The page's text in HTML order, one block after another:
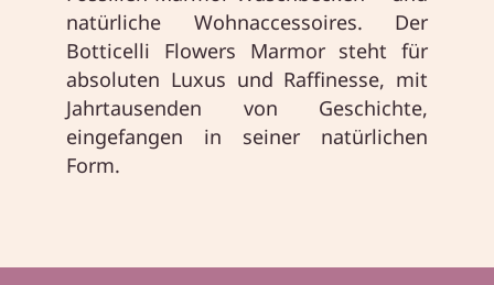
natürliche Wohnaccessoires. Der
Botticelli Flowers Marmor steht für
absoluten Luxus und Raffinesse, mit
Jahrtausenden von Geschichte,
eingefangen in seiner natürlichen
Form.